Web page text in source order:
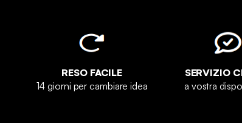
RESO FACILE
14 giorni per cambiare idea
SERVIZIO
a vostra